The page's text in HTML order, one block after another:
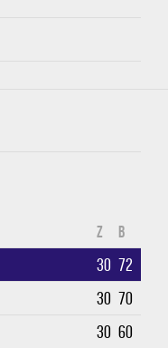
Z B
30 72
30 70
30 60